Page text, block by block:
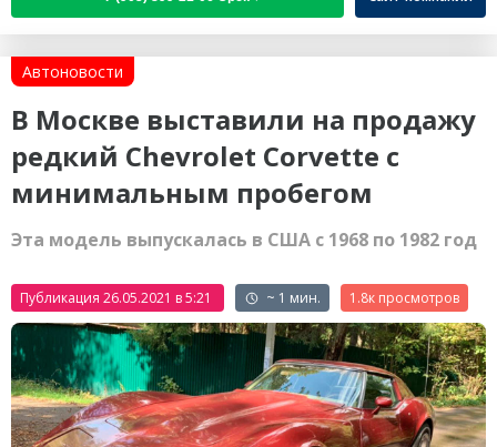
Автоновости
В Москве выставили на продажу
редкий Chevrolet Corvette с
минимальным пробегом
Эта модель выпускалась в США с 1968 по 1982 год
Публикация 26.05.2021 в 5:21 ~ 1 мин. 1.8к